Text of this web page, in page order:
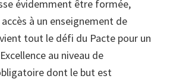
évidemment être formée,
à un enseignement de
tout le défi du Pacte pour un
au niveau de
dont le but est